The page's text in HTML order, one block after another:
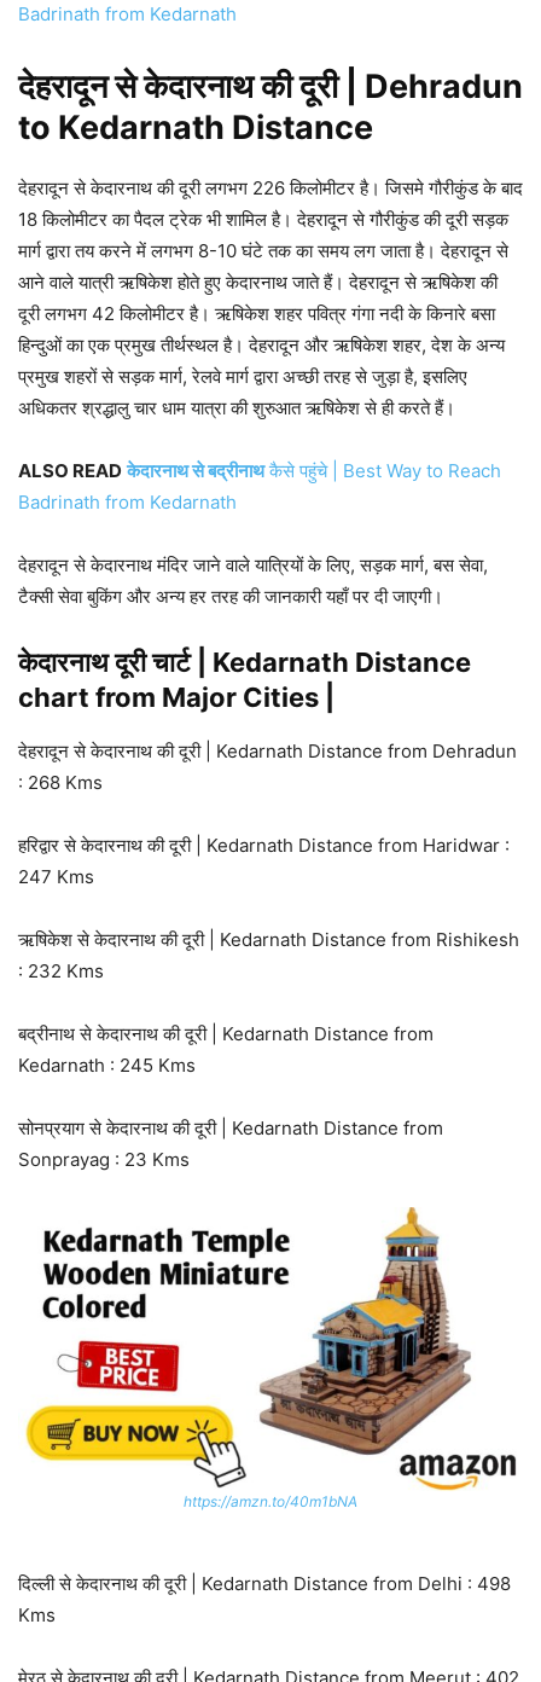
Badrinath from Kedarnath
देहरादून से केदारनाथ की दूरी | Dehradun
to Kedarnath Distance
देहरादून से केदारनाथ की दूरी लगभग 226 किलोमीटर है। जिसमे गौरीकुंड के बाद
18 किलोमीटर का पैदल ट्रेक भी शामिल है। देहरादून से गौरीकुंड की दूरी सड़क
मार्ग द्वारा तय करने में लगभग 8-10 घंटे तक का समय लग जाता है। देहरादून से
आने वाले यात्री ऋषिकेश होते हुए केदारनाथ जाते हैं। देहरादून से ऋषिकेश की
दूरी लगभग 42 किलोमीटर है। ऋषिकेश शहर पवित्र गंगा नदी के किनारे बसा
हिन्दुओं का एक प्रमुख तीर्थस्थल है। देहरादून और ऋषिकेश शहर, देश के अन्य
प्रमुख शहरों से सड़क मार्ग, रेलवे मार्ग द्वारा अच्छी तरह से जुड़ा है, इसलिए
अधिकतर श्रद्धालु चार धाम यात्रा की शुरुआत ऋषिकेश से ही करते हैं।
ALSO READ केदारनाथ से बद्रीनाथकैसे पहुंचे | Best Way to Reach
Badrinath from Kedarnath
देहरादून से केदारनाथ मंदिर जाने वाले यात्रियों के लिए, सड़क मार्ग, बस सेवा,
टैक्सी सेवा बुकिंग और अन्य हर तरह की जानकारी यहाँ पर दी जाएगी।
केदारनाथ दूरी चार्ट | Kedarnath Distance
chart from Major Cities |
देहरादून से केदारनाथ की दूरी | Kedarnath Distance from Dehradun
: 268 Kms
हरिद्वार से केदारनाथ की दूरी | Kedarnath Distance from Haridwar :
247 Kms
ऋषिकेश से केदारनाथ की दूरी | Kedarnath Distance from Rishikesh
: 232 Kms
बद्रीनाथ से केदारनाथ की दूरी | Kedarnath Distance from
Kedarnath : 245 Kms
सोनप्रयाग से केदारनाथ की दूरी | Kedarnath Distance from
Sonprayag : 23 Kms
https://amzn.to/40m1bNA
दिल्ली से केदारनाथ की दूरी | Kedarnath Distance from Delhi : 498
Kms
मेरठ से केदारनाथ की दूरी | Kedarnath Distance from Meerut : 402